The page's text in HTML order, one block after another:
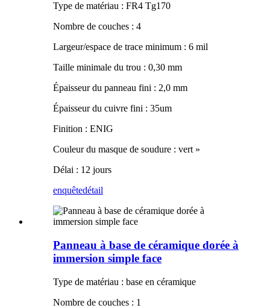
Type de matériau : FR4 Tg170
Nombre de couches : 4
Largeur/espace de trace minimum : 6 mil
Taille minimale du trou : 0,30 mm
Épaisseur du panneau fini : 2,0 mm
Épaisseur du cuivre fini : 35um
Finition : ENIG
Couleur du masque de soudure : vert »
Délai : 12 jours
enquêtedétail
Panneau à base de céramique dorée à
immersion simple face
Type de matériau : base en céramique
Nombre de couches : 1